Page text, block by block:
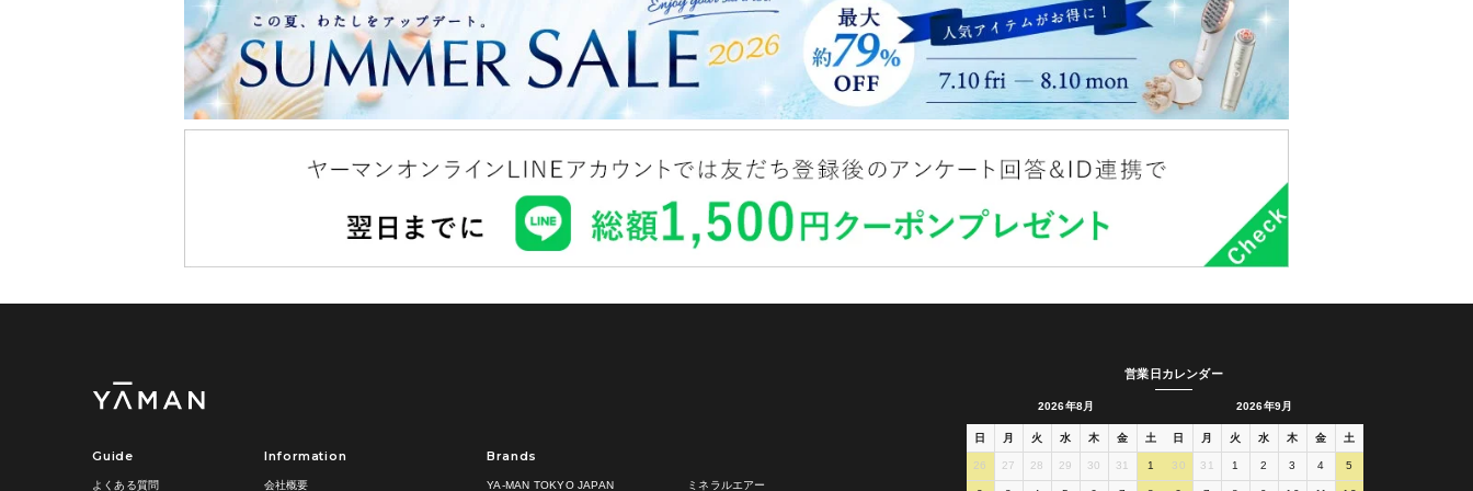
Guide
よくある質問
Information
会社概要
Brands
YA-MAN TOKYO JAPAN ミネラルエアー
営業日カレンダー
2026年8月
日 月 火 水 木 金 土
26 27 28 29 30 31 1
2026年9月
日 月 火 水 木 金 土
30 31 1 2 3 4 5